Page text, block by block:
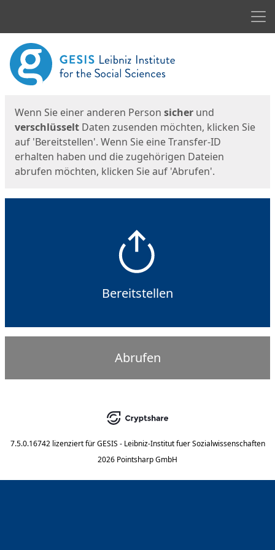
Start
Wenn Sie einer anderen Person sicher und
verschlüsselt Daten zusenden möchten, klicken Sie
auf 'Bereitstellen'. Wenn Sie eine Transfer-ID
erhalten haben und die zugehörigen Dateien
abrufen möchten, klicken Sie auf 'Abrufen'.
Bereitstellen
Abrufen
7.5.0.16742 lizenziert für GESIS - Leibniz-Institut fuer Sozialwissenschaften
2026 Pointsharp GmbH